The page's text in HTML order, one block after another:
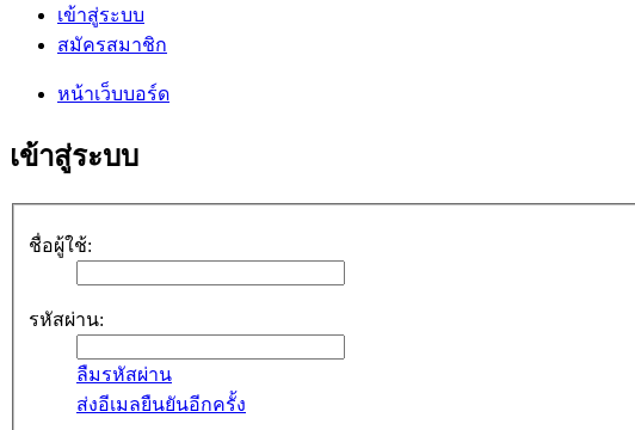
เข้าสู่ระบบ
สมัครสมาชิก
หน้าเว็บบอร์ด
เข้าสู่ระบบ
ชื่อผู้ใช้:
รหัสผ่าน:
ลืมรหัสผ่าน
ส่งอีเมลยืนยันอีกครั้ง